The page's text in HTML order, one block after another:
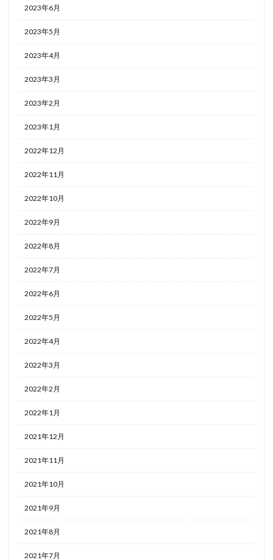
2023年6月
2023年5月
2023年4月
2023年3月
2023年2月
2023年1月
2022年12月
2022年11月
2022年10月
2022年9月
2022年8月
2022年7月
2022年6月
2022年5月
2022年4月
2022年3月
2022年2月
2022年1月
2021年12月
2021年11月
2021年10月
2021年9月
2021年8月
2021年7月